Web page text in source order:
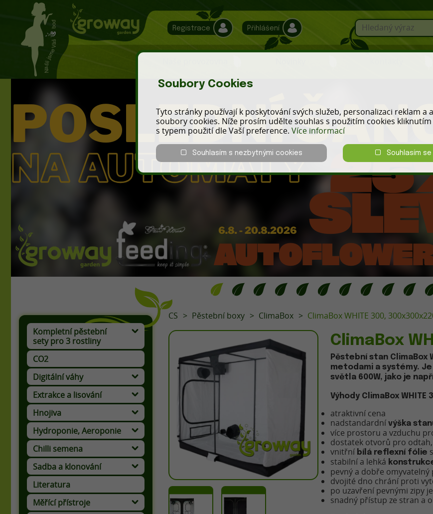
Soubory Cookies
Tyto stránky používají k poskytování svých služeb, personalizaci reklam a
soubory cookies. Níže prosím udělte souhlas s použitím cookies
s typem použití dle Vaší preference. Více informací
Souhlasím s nezbytnými cookies Souhlasím
Registrace Přihlášení
Kompletní pěstební
sety pro 3 rostliny
CO2
Digitální váhy
Extrakce a lisování
Hnojiva
Hydroponie, Aeroponie
Chilli semena
Sadba a klonování
Literatura
Měřící přístroje
CS Pěstební boxy ClimaBox ClimaBox WHITE 300,
ClimaBox
Pěstební stan ClimaBox
metodami a systémy. Je
světla 600W, jako je
Výhody ClimaBox WHITE
atraktivní cena
nadstandardnívýška
více prostoru a vzduchu
dostatek otvorů pro
vnitřní bílá reflexní fólie
stabilní a lehká
pevný a dobře omyvatelný
dvojité dno chrání proti
po uzavření pevnými zipy
snadný přístup ze stran a